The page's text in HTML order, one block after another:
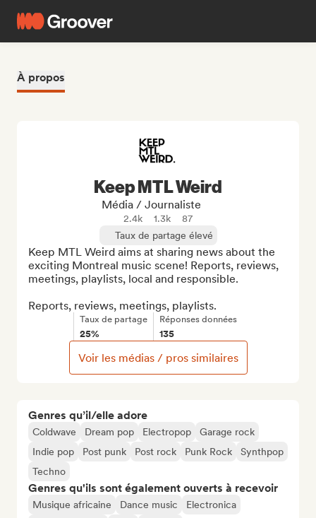
À propos
Genres qu’il/elle adore
Coldwave Dream pop Electropop
Garage rock
Indie pop
Post punk Post rock Punk Rock
Synthpop
Techno
Genres qu'ils sont également ouverts à recevoir
Musique africaine Dance music
Electronica
Keep MTL Weird
Média / Journaliste
2.4k 1.3k
87
Taux de partage élevé
Keep MTL Weird aims at sharing news about the
exciting Montreal music scene! Reports, reviews,
meetings, playlists, local and responsible.
Reports, reviews, meetings, playlists.
Taux de partage
25%
Réponses données
135
Voir les médias / pros similaires